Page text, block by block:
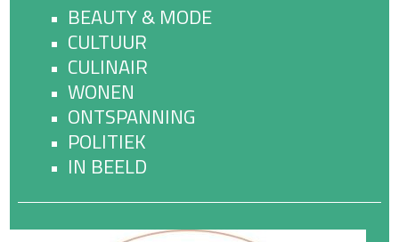
BEAUTY & MODE
CULTUUR
CULINAIR
WONEN
ONTSPANNING
POLITIEK
IN BEELD